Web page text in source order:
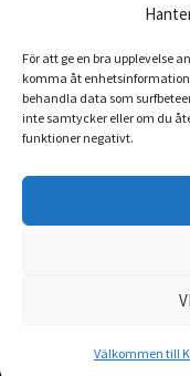
För att ge en bra upplevelse
komma åt
behandla data som
inte samtycker eller om du
funktioner negativt.
Välkommen till
om
ARKIV